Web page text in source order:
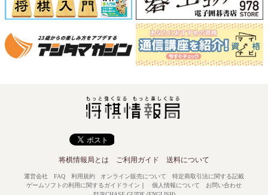
将棋情報局とは ご利用ガイド 送料について
運営会社 FAQ 利用規約 オンライン販売について
特定商取引法に関する記載
ゲームソフトの利用に関するガイドライン ｜ 個人情報について
お問い合わせ